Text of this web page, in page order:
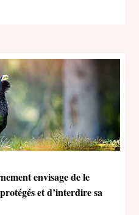
envisage de le
et d’interdire sa